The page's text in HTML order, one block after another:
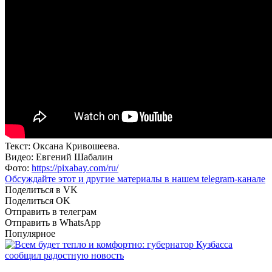
Текст: Оксана Кривошеева.
Видео: Евгений Шабалин
Фото: https://pixabay.com/ru/
Обсуждайте этот и другие материалы в нашем telegram-канале
Поделиться в VK
Поделиться OK
Отправить в телеграм
Отправить в WhatsApp
Популярное